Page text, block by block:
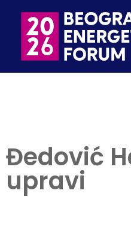
Đedović
upravi